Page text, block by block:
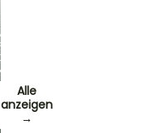
Alle
anzeigen
→